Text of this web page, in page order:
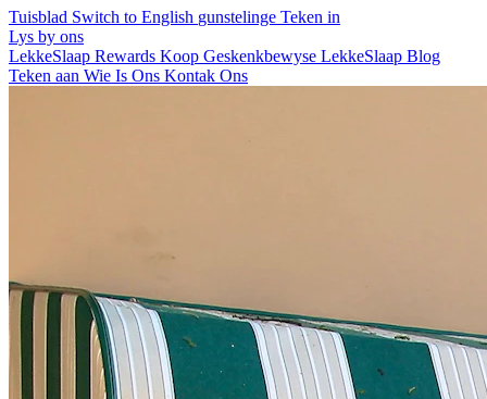
Tuisblad Switch to English gunstelinge Teken in
Lys by ons
LekkeSlaap Rewards Koop Geskenkbewyse LekkeSlaap Blog
Teken aan Wie Is Ons Kontak Ons